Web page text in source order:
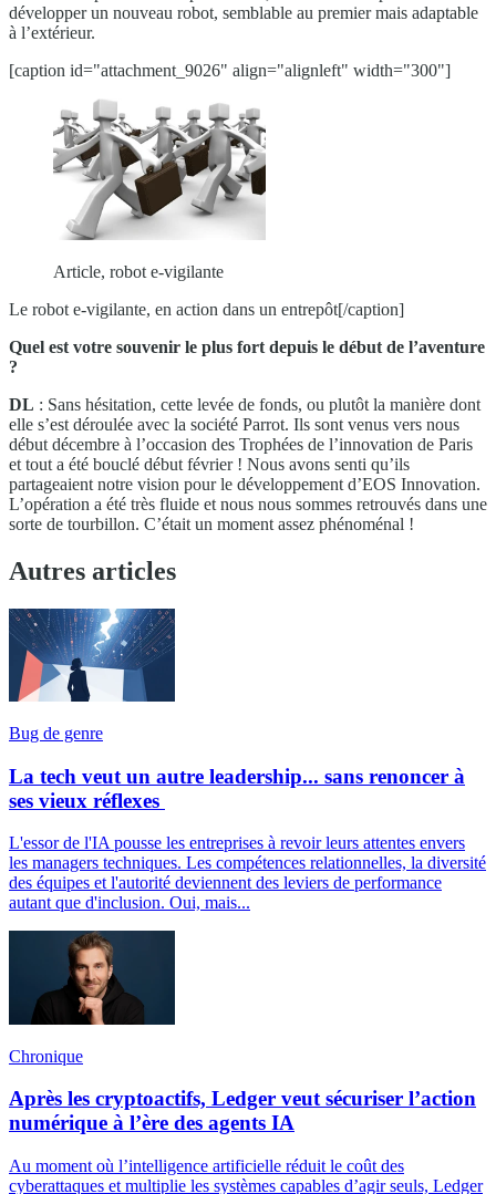
développer un nouveau robot, semblable au premier mais adaptable
à l’extérieur.
[caption id="attachment_9026" align="alignleft" width="300"]
Article, robot e-vigilante
Le robot e-vigilante, en action dans un entrepôt[/caption]
Quel est votre souvenir le plus fort depuis le début de l’aventure
?
DL : Sans hésitation, cette levée de fonds, ou plutôt la manière dont
elle s’est déroulée avec la société Parrot. Ils sont venus vers nous
début décembre à l’occasion des Trophées de l’innovation de Paris
et tout a été bouclé début février ! Nous avons senti qu’ils
partageaient notre vision pour le développement d’EOS Innovation.
L’opération a été très fluide et nous nous sommes retrouvés dans une
sorte de tourbillon. C’était un moment assez phénoménal !
Autres articles
Bug de genre
La tech veut un autre leadership... sans renoncer à
ses vieux réflexes
L'essor de l'IA pousse les entreprises à revoir leurs attentes envers
les managers techniques. Les compétences relationnelles, la diversité
des équipes et l'autorité deviennent des leviers de performance
autant que d'inclusion. Oui, mais...
Chronique
Après les cryptoactifs, Ledger veut sécuriser l’action
numérique à l’ère des agents IA
Au moment où l’intelligence artificielle réduit le coût des
cyberattaques et multiplie les systèmes capables d’agir seuls, Ledger